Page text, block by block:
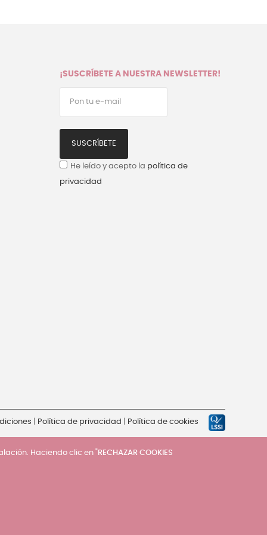
¡SUSCRÍBETE A NUESTRA NEWSLETTER!
SUSCRÍBETE
He leído y acepto la política de
privacidad
Política de privacidad Política de cookies
Haciendo clic en "RECHAZAR COOKIES